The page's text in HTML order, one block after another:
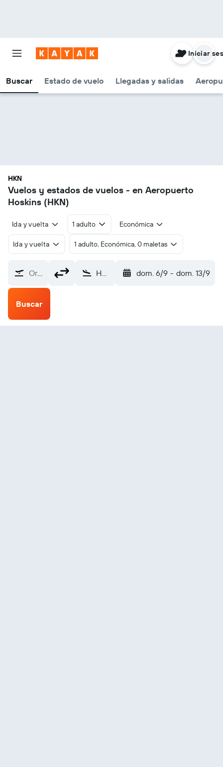
Buscar Estado de vuelo Llegadas y salidas
Iniciar
HKN
Vuelos y estados de vuelos - en Aeropuerto
Hoskins (HKN)
Ida y vuelta 1 adulto Económica
Ida y vuelta 1 adulto, Económica, 0 maletas
Origen Hoskins (HKN) dom. 6/9 - dom. 13/9
Buscar